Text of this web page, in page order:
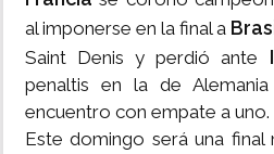
al imponerse en la final a
Saint Denis y perdió ante
penaltis en la de
encuentro con empate a uno.
Este domingo será una final